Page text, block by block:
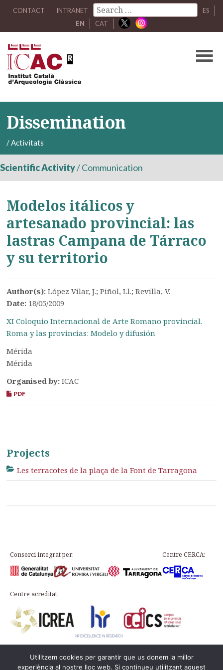
CONTACT INTRANET
ES
EN
CAT
Dissemination
/Activitats
Scientific Activity/Communication
Modelos itálicos y
artesanado provincial: las
lastras Campana de Tárraco
y su territorio
Author(s):López Vilar, J.; Piñol, Ll.; Revilla, V.
Date: 18/05/2009
XI Coloquio Internacional de Arte Romano provincial.
Roma y las provincias: Modelo y difusión
Mérida
Mérida
Organised by:ICAC
PDF
Projects
Les terracotes de la plaça de la Font de Tarragona
Consorci integrat per: Centre CERCA:
Centre acreditat:
Plaça d’en Rovellat, s/n, 43003 Tarragona
Utilitzem cookies per garantir que us donem la millor
experiència al nostre lloc web. Si continueu utilitzant aquest